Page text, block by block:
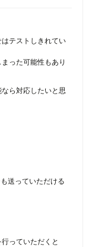
テストしきれてい
った可能性もあり
ら対応したいと思
送っていただける
っていただくと